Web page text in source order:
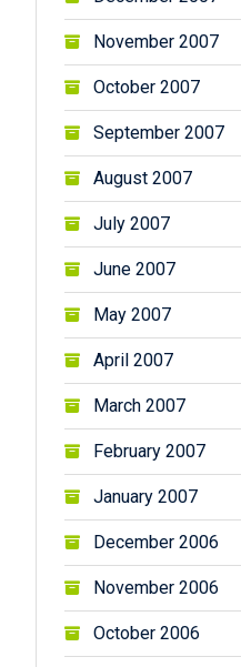
November 2007
October 2007
September 2007
August 2007
July 2007
June 2007
May 2007
April 2007
March 2007
February 2007
January 2007
December 2006
November 2006
October 2006